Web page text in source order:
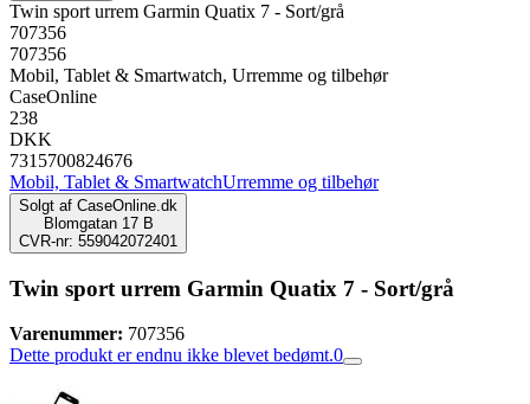
Twin sport urrem Garmin Quatix 7 - Sort/grå
707356
707356
Mobil, Tablet & Smartwatch, Urremme og tilbehør
CaseOnline
238
DKK
7315700824676
Mobil, Tablet & SmartwatchUrremme og tilbehør
Solgt af CaseOnline.dk
Blomgatan 17 B
CVR-nr: 559042072401
Twin sport urrem Garmin Quatix 7 - Sort/grå
Varenummer: 707356
Dette produkt er endnu ikke blevet bedømt.0